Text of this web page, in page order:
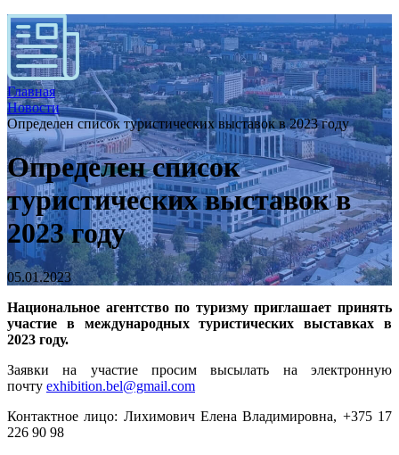
Главная
Новости
Определен список туристических выставок в 2023 году
Определен список
туристических выставок в
2023 году
05.01.2023
Национальное агентство по туризму приглашает принять
участие в международных туристических выставках в
2023 году.
Заявки на участие просим высылать на электронную
почту exhibition.bel@gmail.com
Контактное лицо: Лихимович Елена Владимировна, +375 17
226 90 98